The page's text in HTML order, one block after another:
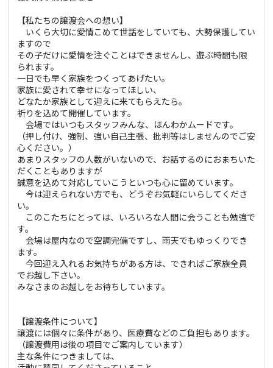
【私たちの譲渡会への想い】
いくら大切に愛情こめて世話をしていても、大勢保護してい
ますので
その子だけに愛情を注ぐことはできませんし、遊ぶ時間も限
られます。
一日でも早く家族をつくってあげたい。
家族に愛されて幸せになってほしい、
どなたか家族として迎えに来てもらえたら。
祈りを込めて開催しています。
会場ではいつもスタッフみんな、ほんわかムードです。
（押し付け、強制、強い自己主張、批判等はしませんのでご安
心ください。）
あまりスタッフの人数がいないので、お話するのにおまちいた
だくこともありますが
誠意を込めて対応していこうといつも心に留めています。
今は迎えられない方でも、どうぞお気軽にいらしてくださ
い。
このこたちにとっては、いろいろな人間に会うことも勉強で
す。
会場は屋内なので空調完備ですし、雨天でもゆっくりでき
ます。
今回迎え入れるお気持ちがある方は、できればご家族全員
でお越し下さい。
みなさまのお越しをお待ちしています。
【譲渡条件について】
譲渡には個々に条件があり、医療費などのご負担もあります。
（譲渡費用は後の項目でご案内しています）
主な条件につきましては、